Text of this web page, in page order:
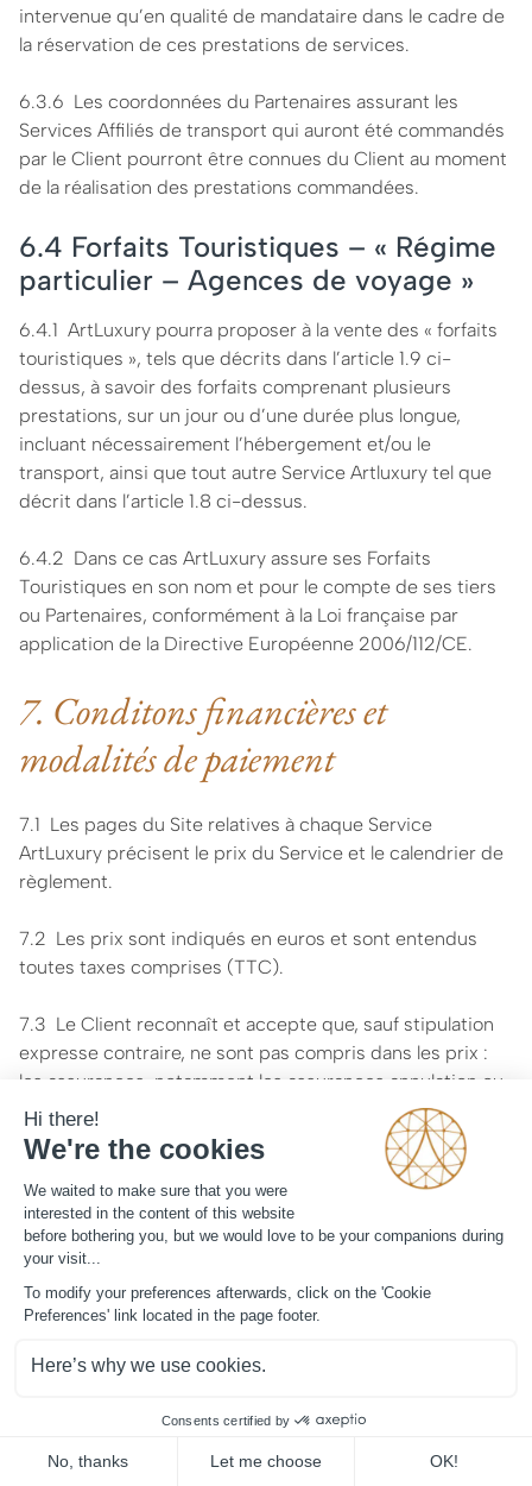
intervenue qu’en qualité de mandataire dans le cadre de
la réservation de ces prestations de services.
6.3.6 Les coordonnées du Partenaires assurant les
Services Affiliés de transport qui auront été commandés
par le Client pourront être connues du Client au moment
de la réalisation des prestations commandées.
6.4 Forfaits Touristiques – « Régime
particulier – Agences de voyage »
6.4.1 ArtLuxury pourra proposer à la vente des « forfaits
touristiques », tels que décrits dans l’article 1.9 ci-
dessus, à savoir des forfaits comprenant plusieurs
prestations, sur un jour ou d’une durée plus longue,
incluant nécessairement l’hébergement et/ou le
transport, ainsi que tout autre Service Artluxury tel que
décrit dans l’article 1.8 ci-dessus.
6.4.2 Dans ce cas ArtLuxury assure ses Forfaits
Touristiques en son nom et pour le compte de ses tiers
ou Partenaires, conformément à la Loi française par
application de la Directive Européenne 2006/112/CE.
7. Conditons financières et
modalités de paiement
7.1 Les pages du Site relatives à chaque Service
ArtLuxury précisent le prix du Service et le calendrier de
règlement.
7.2 Les prix sont indiqués en euros et sont entendus
toutes taxes comprises (TTC).
7.3 Le Client reconnaît et accepte que, sauf stipulation
expresse contraire, ne sont pas compris dans les prix :
les assurances, notamment les assurances annulation ou
interruption de voyage ou de séjour, les services à
l’aéroport, les transferts de l’aéroport au lieu de séjour,
les frais de visa, de vaccination, et toutes les dépenses à
caractère personnel (par exemple les dépenses de
restaurant, de nettoyeur, de téléphone, de boissons, de
room service, les pourboires, les frais de formalités
administratives et sanitaires etc.), de même que toutes
prestations de services non expressément mentionnées
offres spéciales ou promotionnelles mentionnées sur le
Site ne sont pas cumulables entre elles, ni avec d’autres